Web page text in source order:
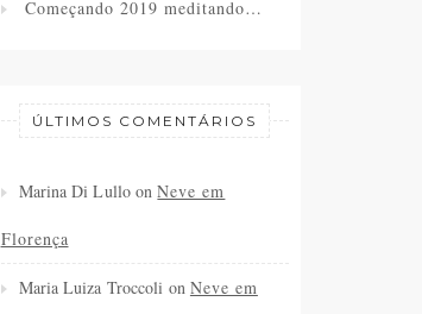
Começando 2019 meditando…
ÚLTIMOS COMENTÁRIOS
Marina Di Lullo onNeve em
Florença
Maria Luiza Troccoli on Neve em